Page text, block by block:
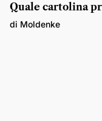
Quale cartolina
di Moldenke